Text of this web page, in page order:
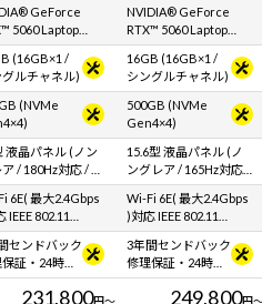
GeForce
5060 Laptop
(16GB×1 /
グルチャネル)
(NVMe
液晶パネル (ノン
/ 180Hz対応 / ア
ト比16:10)
6E( 最大2.4Gbps
IEEE 802.11
a/b/g/n準拠 ＋
5内蔵
センドバック
証・24時間
日電話サポー
231,800円～
NVIDIA® GeForce
RTX™ 5060 Laptop
GPU
16GB (16GB×1 /
シングルチャネル)
500GB (NVMe
Gen4×4)
15.6型 液晶パネル (ノ
ングレア / 165Hz対応 /
アスペクト比16:9)
Wi-Fi 6E( 最大2.4Gbps
)対応 IEEE 802.11
ax/ac/a/b/g/n準拠 ＋
Bluetooth 5内蔵
3年間センドバック
修理保証・24時間
×365日電話サポー
249,800円